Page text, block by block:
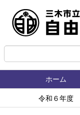
ホーム
令和６年度